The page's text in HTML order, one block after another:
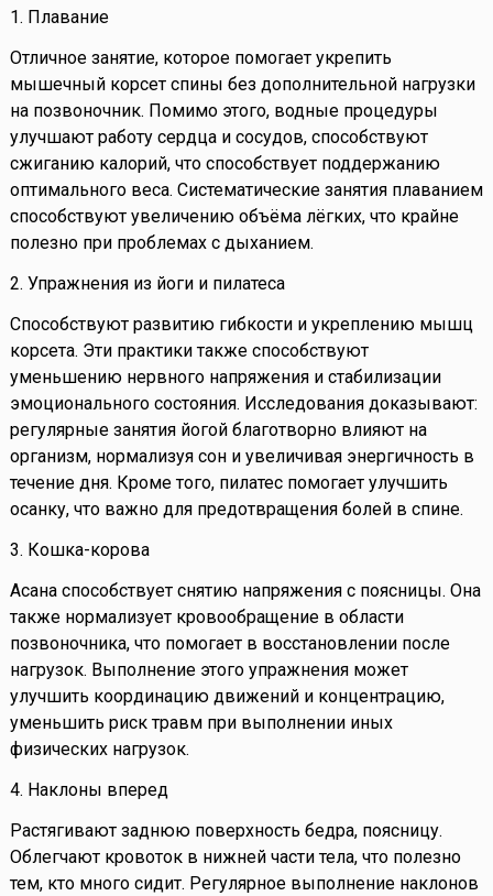
1. Плавание
Отличное занятие, которое помогает укрепить
мышечный корсет спины без дополнительной нагрузки
на позвоночник. Помимо этого, водные процедуры
улучшают работу сердца и сосудов, способствуют
сжиганию калорий, что способствует поддержанию
оптимального веса. Систематические занятия плаванием
способствуют увеличению объёма лёгких, что крайне
полезно при проблемах с дыханием.
2. Упражнения из йоги и пилатеса
Способствуют развитию гибкости и укреплению мышц
корсета. Эти практики также способствуют
уменьшению нервного напряжения и стабилизации
эмоционального состояния. Исследования доказывают:
регулярные занятия йогой благотворно влияют на
организм, нормализуя сон и увеличивая энергичность в
течение дня. Кроме того, пилатес помогает улучшить
осанку, что важно для предотвращения болей в спине.
3. Кошка-корова
Асана способствует снятию напряжения с поясницы. Она
также нормализует кровообращение в области
позвоночника, что помогает в восстановлении после
нагрузок. Выполнение этого упражнения может
улучшить координацию движений и концентрацию,
уменьшить риск травм при выполнении иных
физических нагрузок.
4. Наклоны вперед
Растягивают заднюю поверхность бедра, поясницу.
Облегчают кровоток в нижней части тела, что полезно
тем, кто много сидит. Регулярное выполнение наклонов